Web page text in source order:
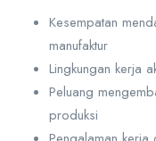
Kesempatan
manufaktur
Lingkungan kerja
Peluang
produksi